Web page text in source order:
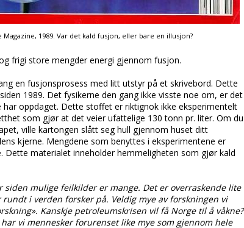
Magazine, 1989. Var det kald fusjon, eller bare en illusjon?
frigi store mengder energi gjennom fusjon.
en fusjonsprosess med litt utstyr på et skrivebord. Dette
1989. Det fysikerne den gang ikke visste noe om, er det
har oppdaget. Dette stoffet er riktignok ikke eksperimentelt
som gjør at det veier ufattelige 130 tonn pr. liter. Om du
ville kartongen slått seg hull gjennom huset ditt
kjerne. Mengdene som benyttes i eksperimentene er
materialet inneholder hemmeligheten som gjør kald
mulige feilkilder er mange. Det er overraskende lite
i verden forsker på. Veldig mye av forskningen vi
Kanskje petroleumskrisen vil få Norge til å våkne?
vi mennesker forurenset like mye som gjennom hele